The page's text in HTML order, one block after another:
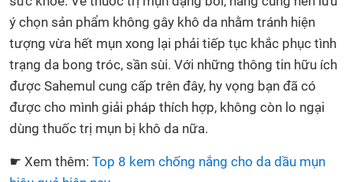
ý chọn sản phẩm không gây khô da nhằm tránh hiện
tượng vừa hết mụn xong lại phải tiếp tục khắc phục tình
trạng da bong tróc, sần sùi. Với những thông tin hữu ích
được Sahemul cung cấp trên đây, hy vọng bạn đã có
được cho mình giải pháp thích hợp, không còn lo ngại
dùng thuốc trị mụn bị khô da nữa.
☛ Xem thêm: Top 8 kem chống nắng cho da dầu mụn